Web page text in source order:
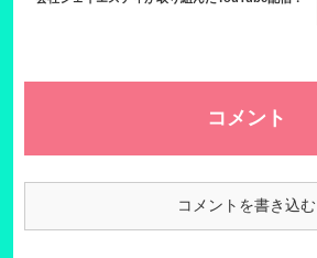
コメント
コメントを書き込む